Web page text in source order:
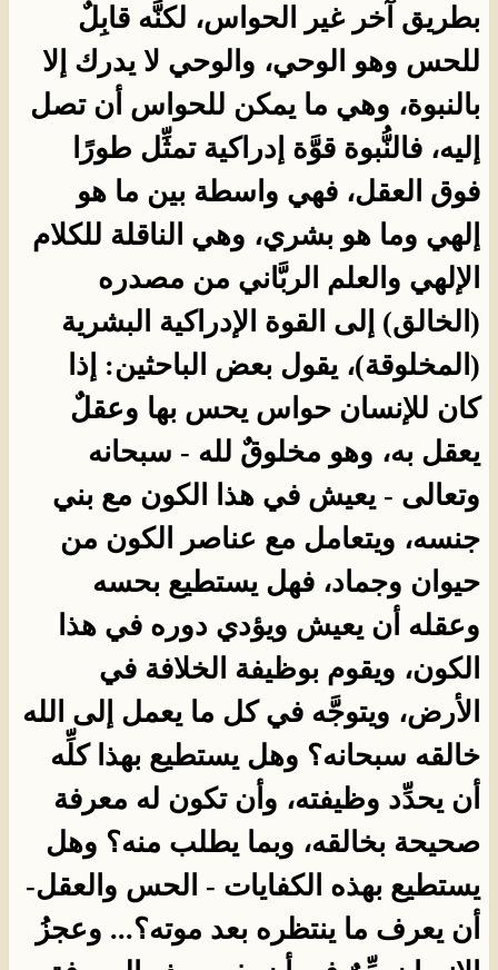
بطريق آخر غير الحواس، لكنَّه قابِلٌ
للحس وهو الوحي، والوحي لا يدرك إلا
بالنبوة، وهي ما يمكن للحواس أن تصل
إليه، فالنُّبوة قوَّة إدراكية تمثِّل طورًا
فوق العقل، فهي واسطة بين ما هو
إلهي وما هو بشري، وهي الناقلة للكلام
الإلهي والعلم الربَّاني من مصدره
(الخالق) إلى القوة الإدراكية البشرية
(المخلوقة)، يقول بعض الباحثين: إذا
كان للإنسان حواس يحس بها وعقلٌ
يعقل به، وهو مخلوقٌ لله - سبحانه
وتعالى - يعيش في هذا الكون مع بني
جنسه، ويتعامل مع عناصر الكون من
حيوان وجماد، فهل يستطيع بحسه
وعقله أن يعيش ويؤدي دوره في هذا
الكون، ويقوم بوظيفة الخلافة في
الأرض، ويتوجَّه في كل ما يعمل إلى الله
خالقه سبحانه؟ وهل يستطيع بهذا كلِّه
أن يحدِّد وظيفته، وأن تكون له معرفة
صحيحة بخالقه، وبما يطلب منه؟ وهل
يستطيع بهذه الكفايات - الحس والعقل-
أن يعرف ما ينتظره بعد موته؟... وعجزُ